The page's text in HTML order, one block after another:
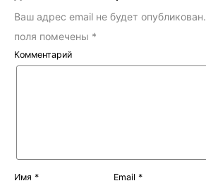
Ваш адрес email не будет опубликован.
поля помечены *
Комментарий
Имя * Email *